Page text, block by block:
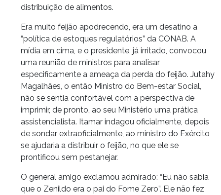
distribuição de alimentos.
Era muito feijão apodrecendo, era um desatino a
“política de estoques regulatórios” da CONAB. A
mídia em cima, e o presidente, já irritado, convocou
uma reunião de ministros para analisar
especificamente a ameaça da perda do feijão. Jutahy
Magalhães, o então Ministro do Bem-estar Social,
não se sentia confortável com a perspectiva de
imprimir, de pronto, ao seu Ministério uma prática
assistencialista. Itamar indagou oficialmente, depois
de sondar extraoficialmente, ao ministro do Exército
se ajudaria a distribuir o feijão, no que ele se
prontificou sem pestanejar.
O general amigo exclamou admirado: “Eu não sabia
que o Zenildo era o pai do Fome Zero”. Ele não fez